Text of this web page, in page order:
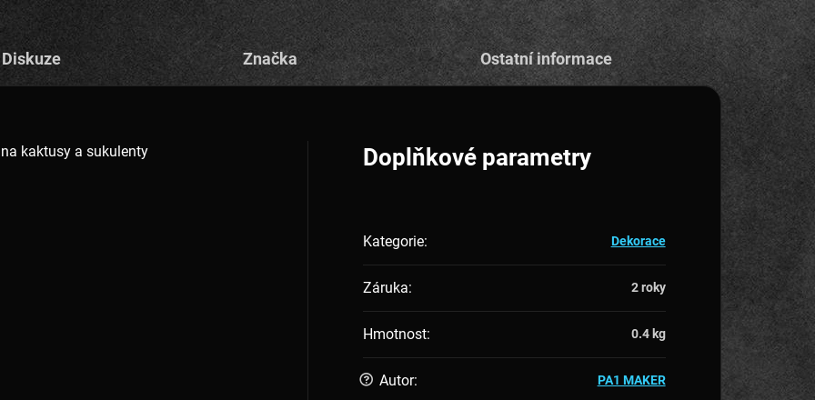
Diskuze Značka Ostatní informace
kaktusy a sukulenty Doplňkové parametry
Kategorie: Dekorace
Záruka: 2 roky
Hmotnost: 0.4 kg
? Autor: PA1 MAKER